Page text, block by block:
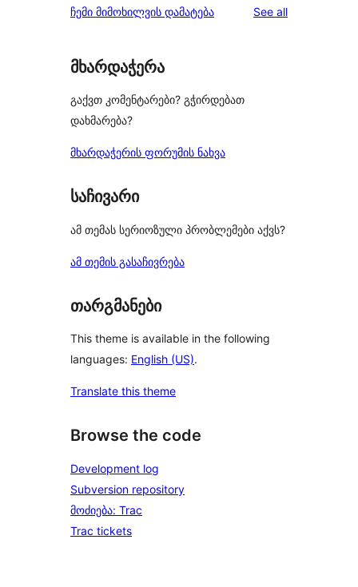
review
star
ჩემი მიმოხილვის დამატება See allreviews
მხარდაჭერა
გაქვთ კომენტარები? გჭირდებათ
დახმარება?
მხარდაჭერის ფორუმის ნახვა
საჩივარი
ამ თემას სერიოზული პრობლემები აქვს?
ამ თემის გასაჩივრება
თარგმანები
This theme is available in the following
languages: English (US).
Translate this theme
Browse the code
Development log
Subversion repository
მოძიება: Trac
Trac tickets